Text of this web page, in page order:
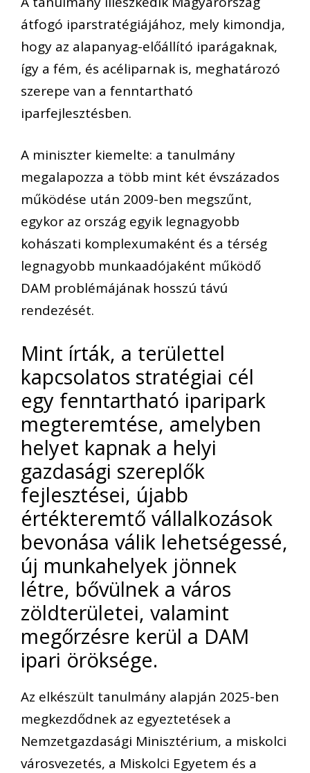
átfogó iparstratégiájához, mely kimondja,
hogy az alapanyag-előállító iparágaknak,
így a fém, és acéliparnak is, meghatározó
szerepe van a fenntartható
iparfejlesztésben.
A miniszter kiemelte: a tanulmány
megalapozza a több mint két évszázados
működése után 2009-ben megszűnt,
egykor az ország egyik legnagyobb
kohászati komplexumaként és a térség
legnagyobb munkaadójaként működő
DAM problémájának hosszú távú
rendezését.
Mint írták, a területtel
kapcsolatos stratégiai cél
egy fenntartható iparipark
megteremtése, amelyben
helyet kapnak a helyi
gazdasági szereplők
fejlesztései, újabb
értékteremtő vállalkozások
bevonása válik lehetségessé,
új munkahelyek jönnek
létre, bővülnek a város
zöldterületei, valamint
megőrzésre kerül a DAM
ipari öröksége.
Az elkészült tanulmány alapján 2025-ben
megkezdődnek az egyeztetések a
Nemzetgazdasági Minisztérium, a miskolci
városvezetés, a Miskolci Egyetem és a